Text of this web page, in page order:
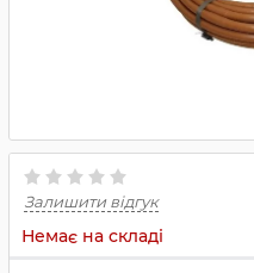
Залишити відгук
Немає на складі